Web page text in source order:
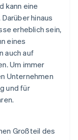
kann eine
hinaus
erheblich sein,
eines
auch auf
Um immer
Unternehmen
und für
Großteil des